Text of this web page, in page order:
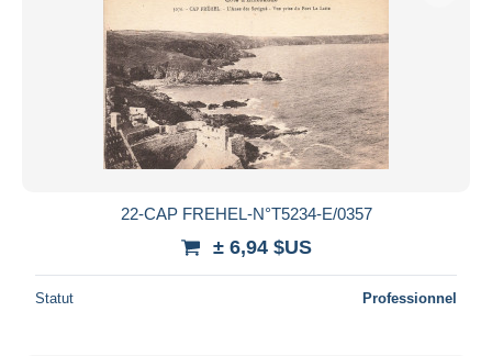
Appliquer
22-CAP FREHEL-N°T5234-E/0357
± 6,94 $US
Statut Professionnel